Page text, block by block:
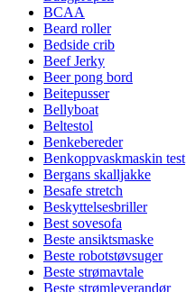
BCAA
Beard roller
Bedside crib
Beef Jerky
Beer pong bord
Beitepusser
Bellyboat
Beltestol
Benkebereder
Benkoppvaskmaskin test
Bergans skalljakke
Besafe stretch
Beskyttelsesbriller
Best sovesofa
Beste ansiktsmaske
Beste robotstøvsuger
Beste strømavtale
Beste strømleverandør